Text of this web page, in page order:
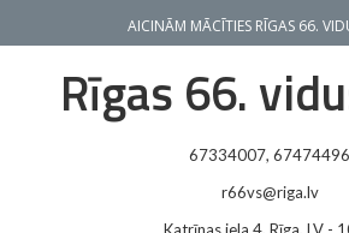
AICINĀM MĀCĪTIES RĪGAS 66.
Rīgas 66.
67334007, 67474496
r66vs@riga.lv